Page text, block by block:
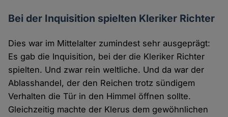
Bei der Inquisition spielten Kleriker Richter
Dies war im Mittelalter zumindest sehr ausgeprägt:
Es gab die Inquisition, bei der die Kleriker Richter
spielten. Und zwar rein weltliche. Und da war der
Ablasshandel, der den Reichen trotz sündigem
Verhalten die Tür in den Himmel öffnen sollte.
Gleichzeitig machte der Klerus dem gewöhnlichen